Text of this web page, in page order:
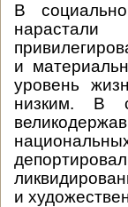
В
и
уровень
низким. В
и